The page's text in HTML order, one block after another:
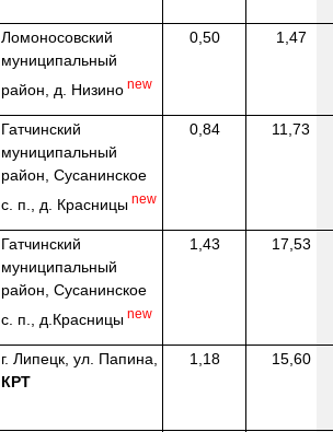
Ломоносовский
муниципальный
район, д. Низино new
0,50 1,47
Гатчинский
муниципальный
район, Сусанинское
с. п., д. Красницы new
0,84 11,73
Гатчинский
муниципальный
район, Сусанинское
с. п., д.Красницы new
1,43 17,53
г. Липецк, ул. Папина,
КРТ
1,18 15,60